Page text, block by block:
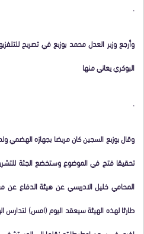
.
وأرجع وزير العدل محمد بوزبع في تصريح
البوكري يعاني منها
.
وقال بوزبع السجين كان مريضا بجهازه الهضمي
تحقيقا فتح في الموضوع وستخضع الجثة
المحامي خليل الادريسي عن هيئة الدفاع عن
طارئا لهذه الهيئة سيعقد اليوم (امس)